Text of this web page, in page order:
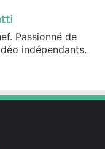
Passionné de
indépendants.